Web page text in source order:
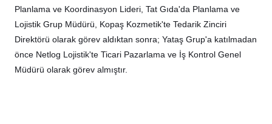
Planlama ve Koordinasyon Lideri, Tat Gıda'da Planlama ve
Lojistik Grup Müdürü, Kopaş Kozmetik'te Tedarik Zinciri
Direktörü olarak görev aldıktan sonra; Yataş Grup'a katılmadan
önce Netlog Lojistik'te Ticari Pazarlama ve İş Kontrol Genel
Müdürü olarak görev almıştır.